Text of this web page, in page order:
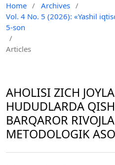
Home / Archives /
Vol. 4 No. 5 (2026): «Yashil
5-son
/
Articles
AHOLISI ZICH
HUDUDLARDA
BARQAROR
METODOLOGIK